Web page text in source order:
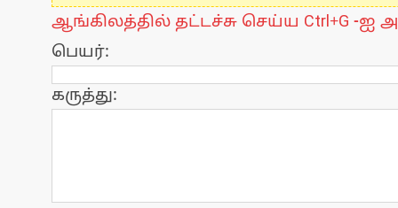
ஆங்கிலத்தில் தட்டச்சு செய்ய Ctrl+G -ஐ
பெயர்:
கருத்து: